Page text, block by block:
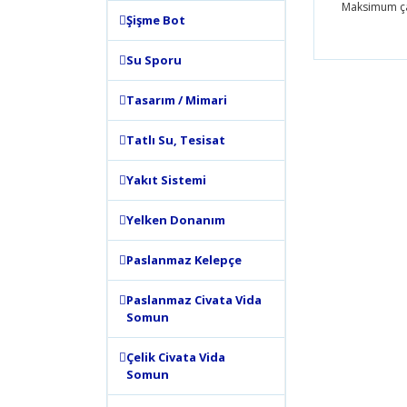
Şişme Bot
Su Sporu
Tasarım / Mimari
Tatlı Su, Tesisat
Yakıt Sistemi
Yelken Donanım
Paslanmaz Kelepçe
Paslanmaz Civata Vida
Somun
Çelik Civata Vida
Somun
Maksimum